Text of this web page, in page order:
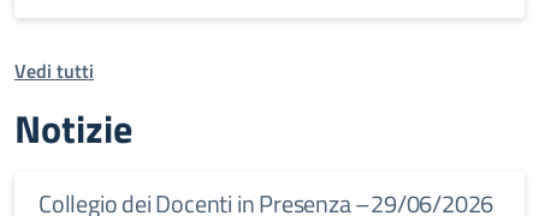
Vedi tutti
Notizie
Collegio dei Docenti in Presenza –29/06/2026